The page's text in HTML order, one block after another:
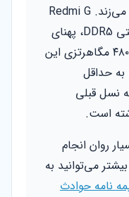
سرعت در سال ۱۴۰۵ حرف اول را می‌زند. Redmi G
2022 با بهره‌گیری از رم ۱۶ گیگابایتی DDR5، پهنای
باند فوق‌العاده‌ای دارد. فرکانس ۴۸۰۰ مگاهرتزی این
به حداقل
نسل قبلی
روان انجام
می‌توانید به
نامه حوادث